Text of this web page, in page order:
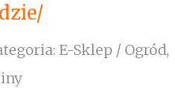
E-Sklep / Ogród,